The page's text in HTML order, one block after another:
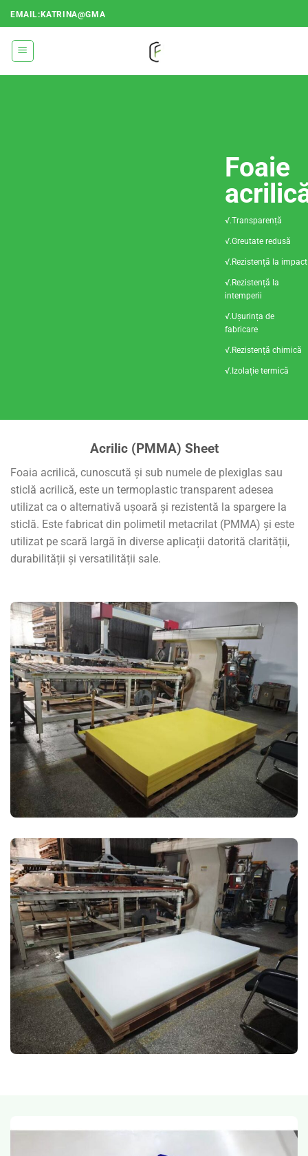
Treci
la
conținut
EMAIL:KATRINA@GMA
Foaie
√.Transparență
√.Greutate redusă
√.Rezistență la impact
√.Rezistență la
intemperii
√.Ușurința de
fabricare
√.Rezistență chimică
√.Izolație termică
Acrilic (PMMA) Sheet
Foaia acrilică, cunoscută și sub numele de plexiglas sau
sticlă acrilică, este un termoplastic transparent adesea
utilizat ca o alternativă ușoară și rezistentă la spargere la
sticlă. Este fabricat din polimetil metacrilat (PMMA) și este
utilizat pe scară largă în diverse aplicații datorită clarității,
durabilității și versatilității sale.